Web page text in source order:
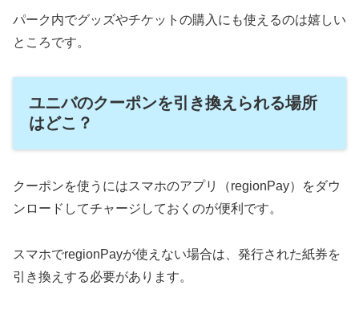
パーク内でグッズやチケットの購入にも使えるのは嬉しい
ところです。
ユニバのクーポンを引き換えられる場所
はどこ？
クーポンを使うにはスマホのアプリ（regionPay）をダウ
ンロードしてチャージしておくのが便利です。
スマホでregionPayが使えない場合は、発行された紙券を
引き換えする必要があります。